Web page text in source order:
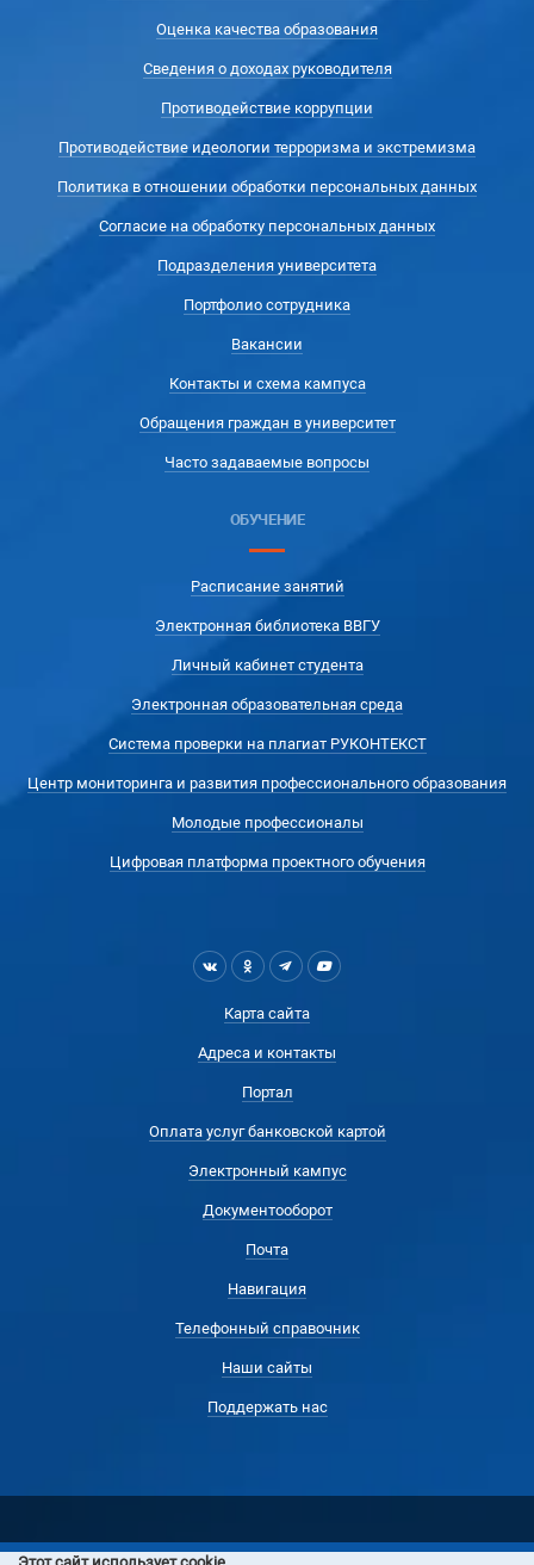
Оценка качества образования
Сведения о доходах руководителя
Противодействие коррупции
Противодействие идеологии терроризма и экстремизма
Политика в отношении обработки персональных данных
Согласие на обработку персональных данных
Подразделения университета
Портфолио сотрудника
Вакансии
Контакты и схема кампуса
Обращения граждан в университет
Часто задаваемые вопросы
ОБУЧЕНИЕ
Расписание занятий
Электронная библиотека ВВГУ
Личный кабинет студента
Электронная образовательная среда
Система проверки на плагиат РУКОНТЕКСТ
Центр мониторинга и развития профессионального образования
Молодые профессионалы
Цифровая платформа проектного обучения
Карта сайта
Адреса и контакты
Портал
Оплата услуг банковской картой
Электронный кампус
Документооборот
Почта
Навигация
Телефонный справочник
Наши сайты
Поддержать нас